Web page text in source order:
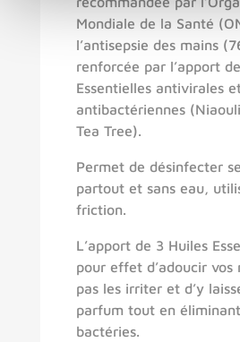
Mondiale de la Santé
l’antisepsie des mains
renforcée par l’apport
Essentielles antivirales
antibactériennes
Tea Tree).
Permet de désinfecter
partout et sans eau,
friction.
L’apport de 3 Huiles
pour effet d’adoucir vos
pas les irriter et d’y
parfum tout en
bactéries.